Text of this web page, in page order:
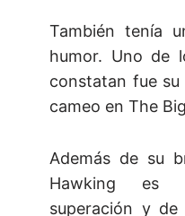
También tenía
humor. Uno de
constatan fue
cameo en The
Además de su
Hawking es
superación y